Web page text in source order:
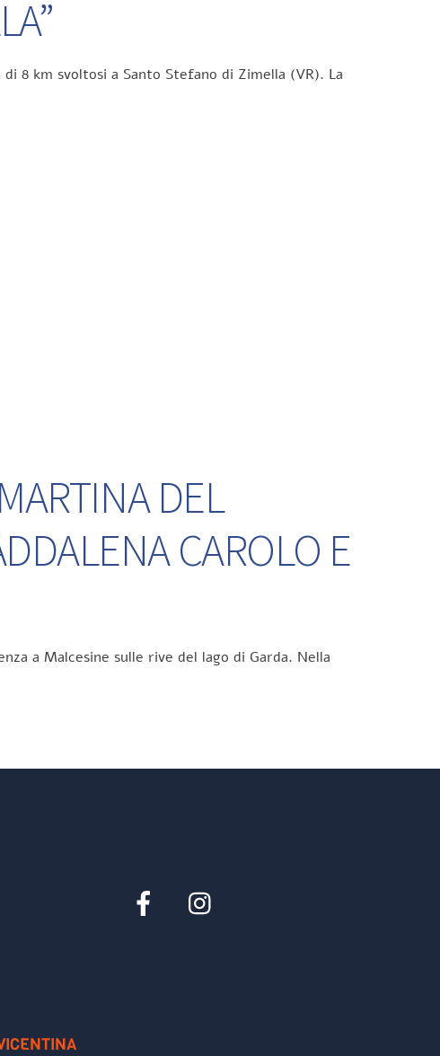
8 km svoltosi a Santo Stefano di Zimella (VR). La
DEL
CAROLO E
a Malcesine sulle rive del lago di Garda. Nella
Facebook